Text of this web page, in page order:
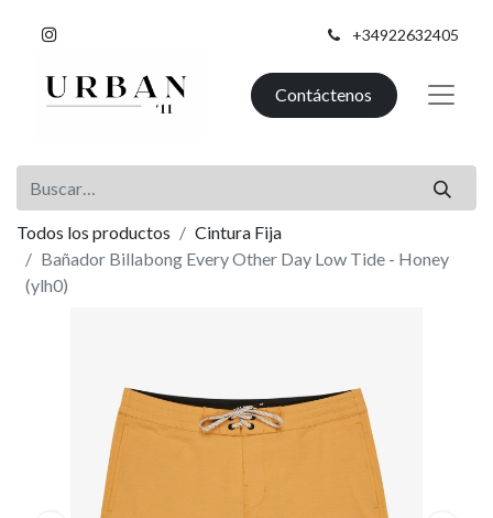
+34922632405
Contáctenos
Todos los productos
Cintura Fija
Bañador Billabong Every Other Day Low Tide - Honey
(ylh0)